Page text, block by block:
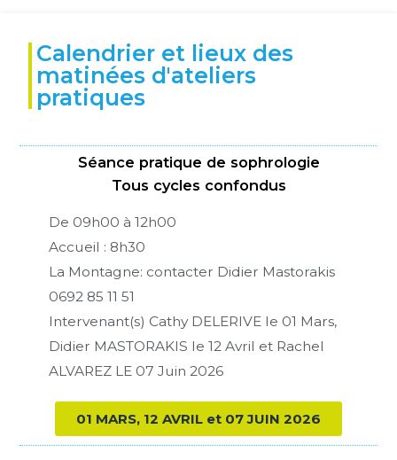
Calendrier et lieux des
matinées d'ateliers
pratiques
Séance pratique de sophrologie
Tous cycles confondus
De 09h00 à 12h00
Accueil : 8h30
La Montagne: contacter Didier Mastorakis
0692 85 11 51
Intervenant(s) Cathy DELERIVE le 01 Mars,
Didier MASTORAKIS le 12 Avril et Rachel
ALVAREZ LE 07 Juin 2026
01 MARS, 12 AVRIL et 07 JUIN 2026